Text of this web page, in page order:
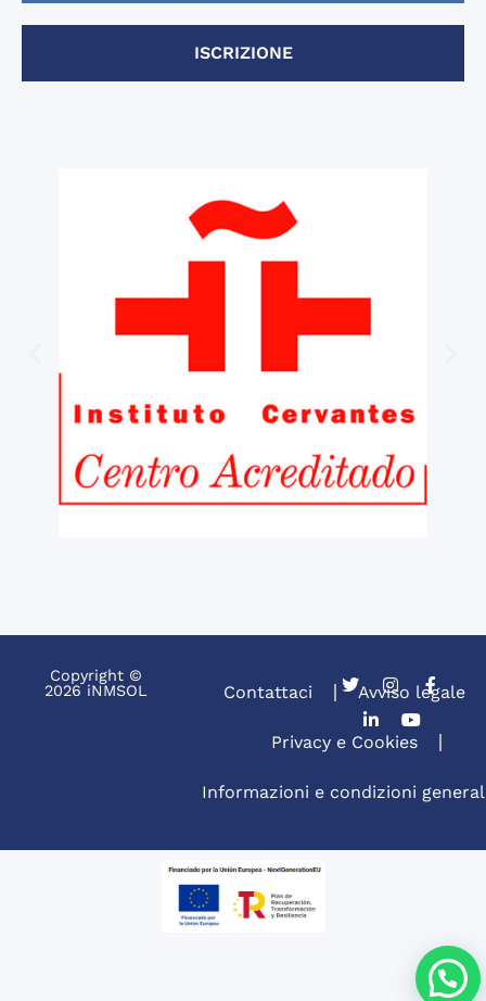
ISCRIZIONE
Copyright ©
2026 iNMSOL
Contattaci Avviso legale
Privacy e Cookies
Informazioni e condizioni